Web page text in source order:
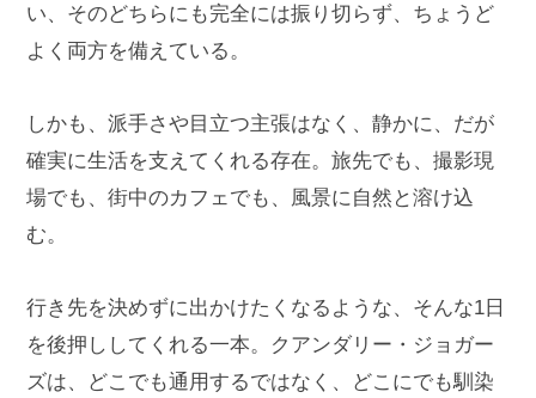
い、そのどちらにも完全には振り切らず、ちょうど
よく両方を備えている。
しかも、派手さや目立つ主張はなく、静かに、だが
確実に生活を支えてくれる存在。旅先でも、撮影現
場でも、街中のカフェでも、風景に自然と溶け込
む。
行き先を決めずに出かけたくなるような、そんな1日
を後押ししてくれる一本。クアンダリー・ジョガー
ズは、どこでも通用するではなく、どこにでも馴染